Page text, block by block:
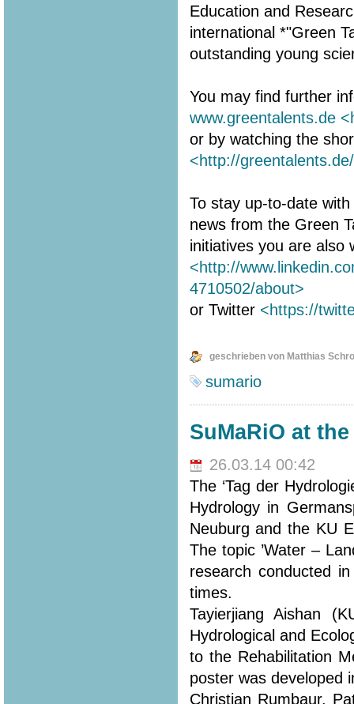
Education and
international *"Green
outstanding young
You may find further
www.greentalents.de
or by watching the
<http://
To stay up-to-date
news from the Green
initiatives you are also
<http://
4710502/about>
or Twitter <https://
geschrieben von Matthias
sumario
SuMaRiO at
26.03.14 00:42
The ‘Tag der
Hydrology in
Neuburg and the KU
The topic ’Water –
research conducted
times.
Tayierjiang Aishan
Hydrological and
to the Rehabilitation
poster was developed
Christian Rumbaur,